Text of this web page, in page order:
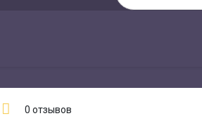
0отзывов